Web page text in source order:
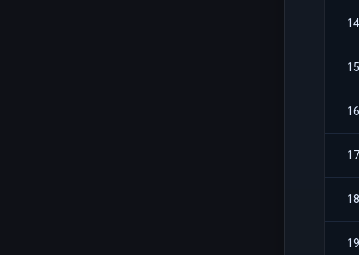
14
15
16
17
18
19